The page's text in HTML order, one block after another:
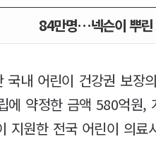
84만명…넥슨이 뿌린
국내 어린이 건강권 보장
에 약정한 금액 580억원,
지원한 전국 어린이 의